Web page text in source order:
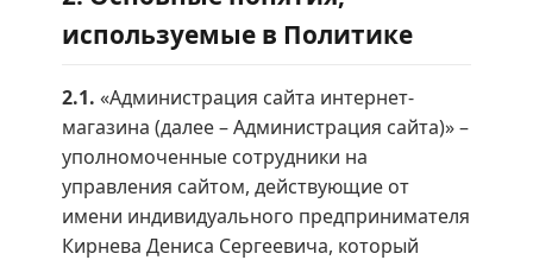
используемые в Политике
2.1. «Администрация сайта интернет-
магазина (далее – Администрация сайта)» –
уполномоченные сотрудники на
управления сайтом, действующие от
имени индивидуального предпринимателя
Кирнева Дениса Сергеевича, который